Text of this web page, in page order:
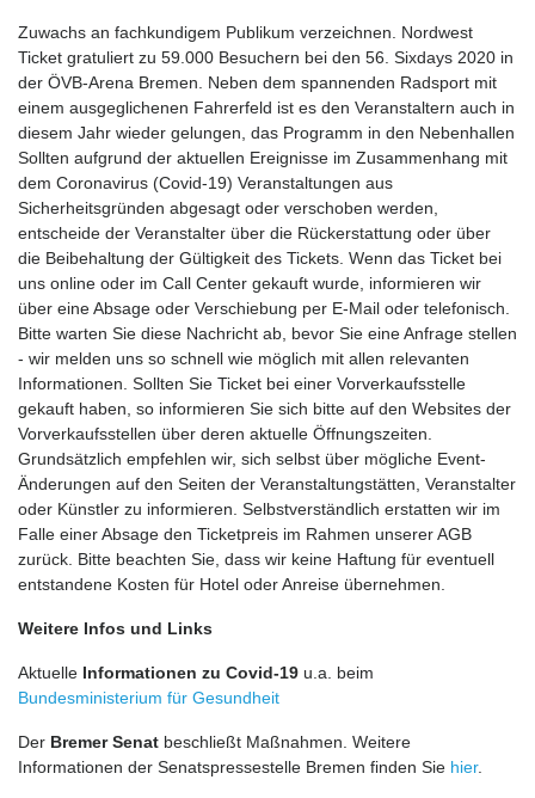
Zuwachs an fachkundigem Publikum verzeichnen. Nordwest
Ticket gratuliert zu 59.000 Besuchern bei den 56. Sixdays 2020 in
der ÖVB-Arena Bremen. Neben dem spannenden Radsport mit
einem ausgeglichenen Fahrerfeld ist es den Veranstaltern auch in
diesem Jahr wieder gelungen, das Programm in den Nebenhallen
Sollten aufgrund der aktuellen Ereignisse im Zusammenhang mit
dem Coronavirus (Covid-19) Veranstaltungen aus
Sicherheitsgründen abgesagt oder verschoben werden,
entscheide der Veranstalter über die Rückerstattung oder über
die Beibehaltung der Gültigkeit des Tickets. Wenn das Ticket bei
uns online oder im Call Center gekauft wurde, informieren wir
über eine Absage oder Verschiebung per E-Mail oder telefonisch.
Bitte warten Sie diese Nachricht ab, bevor Sie eine Anfrage stellen
- wir melden uns so schnell wie möglich mit allen relevanten
Informationen. Sollten Sie Ticket bei einer Vorverkaufsstelle
gekauft haben, so informieren Sie sich bitte auf den Websites der
Vorverkaufsstellen über deren aktuelle Öffnungszeiten.
Grundsätzlich empfehlen wir, sich selbst über mögliche Event-
Änderungen auf den Seiten der Veranstaltungstätten, Veranstalter
oder Künstler zu informieren. Selbstverständlich erstatten wir im
Falle einer Absage den Ticketpreis im Rahmen unserer AGB
zurück. Bitte beachten Sie, dass wir keine Haftung für eventuell
entstandene Kosten für Hotel oder Anreise übernehmen.
Weitere Infos und Links
Aktuelle Informationen zu Covid-19 u.a. beim
Bundesministerium für Gesundheit
Der Bremer Senat beschließt Maßnahmen. Weitere
Informationen der Senatspressestelle Bremen finden Sie hier.